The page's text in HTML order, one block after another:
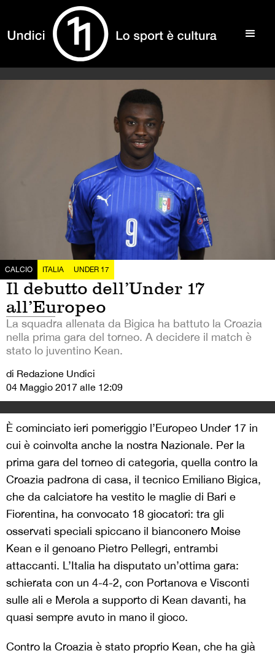
CALCIO ITALIA UNDER 17
Il debutto dell’Under 17
all’Europeo
La squadra allenata da Bigica ha battuto la Croazia
nella prima gara del torneo. A decidere il match è
stato lo juventino Kean.
di Redazione Undici
04 Maggio 2017 alle 12:09
È cominciato ieri pomeriggio l’Europeo Under 17 in
cui è coinvolta anche la nostra Nazionale. Per la
prima gara del torneo di categoria, quella contro la
Croazia padrona di casa, il tecnico Emiliano Bigica,
che da calciatore ha vestito le maglie di Bari e
Fiorentina, ha convocato 18 giocatori: tra gli
osservati speciali spiccano il bianconero Moise
Kean e il genoano Pietro Pellegri, entrambi
attaccanti. L’Italia ha disputato un’ottima gara:
schierata con un 4-4-2, con Portanova e Visconti
sulle ali e Merola a supporto di Kean davanti, ha
quasi sempre avuto in mano il gioco.
Contro la Croazia è stato proprio Kean, che ha già